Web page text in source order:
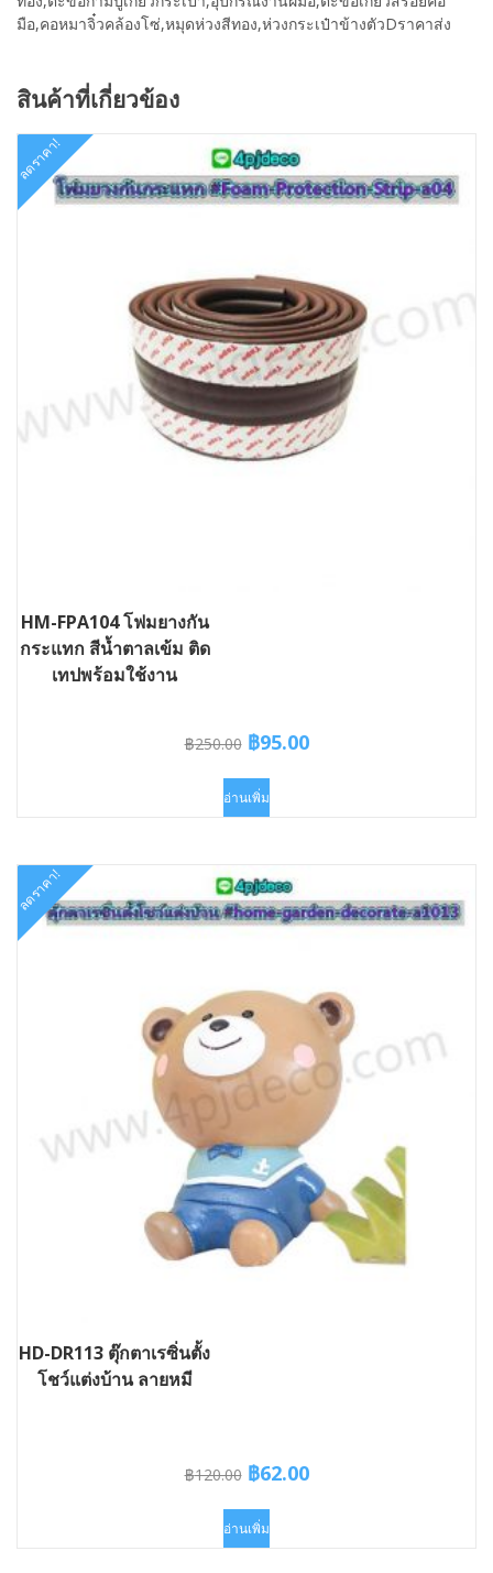
มือ,คอหมาจิ๋วคล้องโซ่,หมุดห่วงสีทอง,ห่วงกระเป๋าข้างตัวDราคาส่ง
สินค้าที่เกี่ยวข้อง
ลดราคา!
HM-FPA104 โฟมยางกัน
กระแทก สีน้ำตาลเข้ม ติด
เทปพร้อมใช้งาน
฿250.00 Original
was:
฿95.00Current
อ่านเพิ่ม
ลดราคา!
HD-DR113 ตุ๊กตาเรซิ่นตั้ง
โชว์แต่งบ้าน ลายหมี
฿120.00 Original
was:
฿62.00Current
อ่านเพิ่ม